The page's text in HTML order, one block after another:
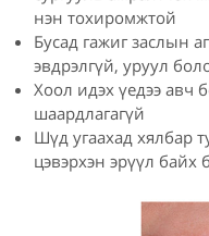
нэн тохиромжтой
Бусад гажиг заслын
эвдрэлгүй, уруул
Хоол идэх үедээ авч
шаардлагагүй
Шүд угаахад хялбар
цэвэрхэн эрүүл байх